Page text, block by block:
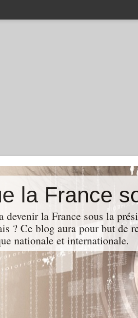
la France
devenir la France sous la
? Ce blog aura pour but de
nationale et internationale.